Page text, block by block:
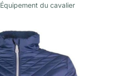
Équipement du cavalier